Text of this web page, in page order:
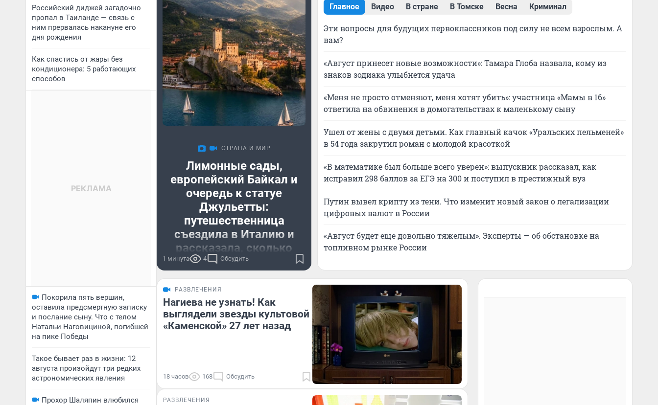
Российский диджей загадочно
пропал в Таиланде — связь с
ним прервалась накануне его
дня рождения
Как спастись от жары без
кондиционера: 5 работающих
способов
Покорила пять вершин,
оставила предсмертную записку
и послание сыну. Что с телом
Натальи Наговициной, погибшей
на пике Победы
Такое бывает раз в жизни: 12
августа произойдут три редких
астрономических явления
Прохор Шаляпин влюбился
СТРАНА И МИР
Лимонные сады,
европейский Байкал и
очередь к статуе
Джульетты:
путешественница
съездила в Италию и
рассказала, сколько
денег потратила
Местные очень старались
заработать на наших туристах
1 минута 4 Обсудить
Главное Видео В стране В Томске Весна Криминал
Эти вопросы для будущих первоклассников под силу не всем взрослым. А
вам?
«Август принесет новые возможности»: Тамара Глоба назвала, кому из
знаков зодиака улыбнется удача
«Меня не просто отменяют, меня хотят убить»: участница «Мамы в 16»
ответила на обвинения в домогательствах к маленькому сыну
Ушел от жены с двумя детьми. Как главный качок «Уральских пельменей»
в 54 года закрутил роман с молодой красоткой
«В математике был больше всего уверен»: выпускник рассказал, как
исправил 298 баллов за ЕГЭ на 300 и поступил в престижный вуз
Путин вывел крипту из тени. Что изменит новый закон о легализации
цифровых валют в России
«Август будет еще довольно тяжелым». Эксперты — об обстановке на
топливном рынке России
РАЗВЛЕЧЕНИЯ
Нагиева не узнать! Как
выглядели звезды культовой
«Каменской» 27 лет назад
18 часов 168 Обсудить
РАЗВЛЕЧЕНИЯ